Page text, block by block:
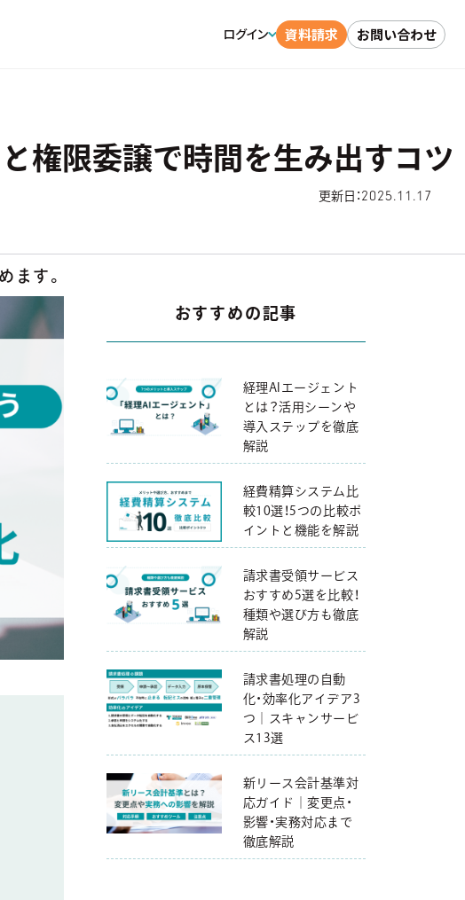
ログイン 資料請求 お問い合わせ
権限委譲で時間を生み出すコツ
更新日： 2025.11.17
ます。
おすすめの記事
経理AIエージェント
とは？活用シーンや
導入ステップを徹底
解説
経費精算システム比
較10選！5つの比較ポ
イントと機能を解説
請求書受領サービス
おすすめ5選を比較！
種類や選び方も徹底
解説
請求書処理の自動
化・効率化アイデア3
つ｜スキャンサービ
ス13選
新リース会計基準対
応ガイド｜変更点・
影響・実務対応まで
徹底解説